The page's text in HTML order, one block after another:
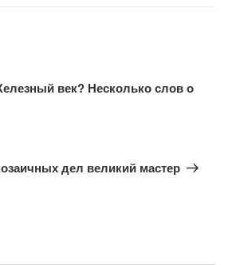
век? Несколько слов о
дел великий мастер